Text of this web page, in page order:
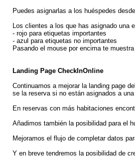
Puedes asignarlas a los huéspedes
Los clientes a los que has asignado una
- rojo para etiquetas importantes
- azul para etiquetas no importantes
Pasando el mouse por encima te
Landing Page CheckInOnline
Continuamos a mejorar la landing page
se la reserva si no están asignados a
En reservas con más habitaciones
Añadimos también la posibilidad para el
Mejoramos el flujo de completar datos
Y en breve tendremos la posibilidad de